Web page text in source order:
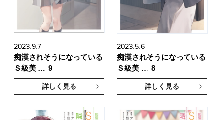
2023.9.7
痴漢されそうになっている
Ｓ級美 … 9
詳しく見る
2023.5.6
痴漢されそうになっている
Ｓ級美 … 8
詳しく見る